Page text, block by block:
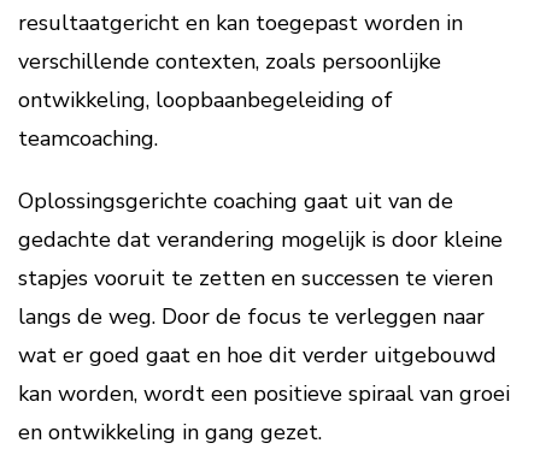
resultaatgericht en kan toegepast worden in
verschillende contexten, zoals persoonlijke
ontwikkeling, loopbaanbegeleiding of
teamcoaching.
Oplossingsgerichte coaching gaat uit van de
gedachte dat verandering mogelijk is door kleine
stapjes vooruit te zetten en successen te vieren
langs de weg. Door de focus te verleggen naar
wat er goed gaat en hoe dit verder uitgebouwd
kan worden, wordt een positieve spiraal van groei
en ontwikkeling in gang gezet.